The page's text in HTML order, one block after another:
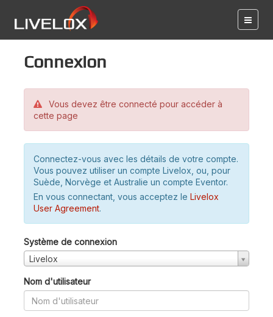
Connexion
Vous devez être connecté pour accéder à
cette page
Connectez-vous avec les détails de votre compte.
Vous pouvez utiliser un compte Livelox, ou, pour
Suède, Norvège et Australie un compte Eventor.
En vous connectant, vous acceptez le Livelox
User Agreement.
Système de connexion
Livelox
Nom d'utilisateur